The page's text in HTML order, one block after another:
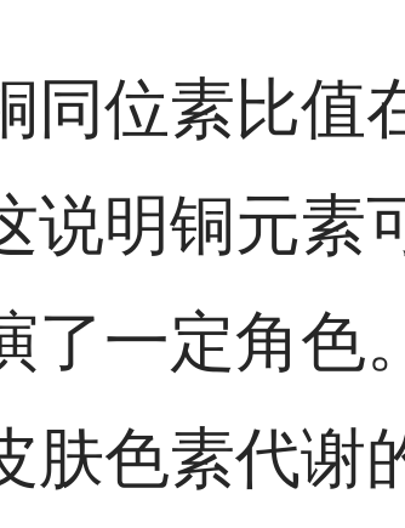
同位素比值
说明铜元素
了一定角色
肤色素代谢